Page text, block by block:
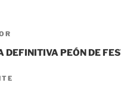
DEFINITIVA PEÓN DE